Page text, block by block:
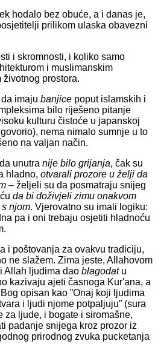
hodalo bez obuće, a i danas je,
prilikom ulaska obavezni
i skromnosti, i koliko samo
i muslimanskim
prostora.
imaju banjice poput islamskih i
bilo riješeno pitanje
kulturu čistoće u japanskoj
nema nimalo sumnje u to
na valjan način.
unutra nije bilo grijanja, čak su
hladno, otvarali prozore u želji da
– željeli su da posmatraju snijeg
da bi doživjeli zimu onakvom
njom. Vjerovatno su imali logiku:
pa i oni trebaju osjetiti hladnoću
i poštovanja za ovakvu tradiciju,
ne slažem. Zima jeste, Allahovom
Allah ljudima dao blagodatu
kazivaju ajeti časnoga Kur'ana, a
opisan kao ”Onaj koji ljudima
i ljudi njome potpaljuju” (sura
za ljude, i bogate i siromašne,
padanje snijega kroz prozor iz
prirodnog zvuka pucketanja